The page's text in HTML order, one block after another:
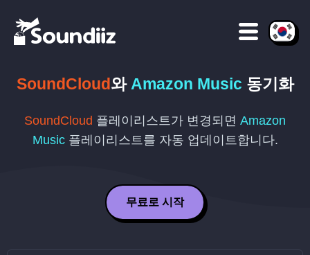
SoundCloud와 Amazon Music 동기화
SoundCloud 플레이리스트가 변경되면 Amazon
Music플레이리스트를 자동 업데이트합니다.
무료로 시작